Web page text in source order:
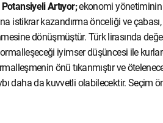
Potansiyeli Artıyor;ekonomi yönetiminin
istikrar kazandırma önceliği ve
dönüşmüştür. Türk lirasında
iyimser düşüncesi ile
önü tıkanmıştır ve
daha da kuvvetli olabilecektir. Seçim